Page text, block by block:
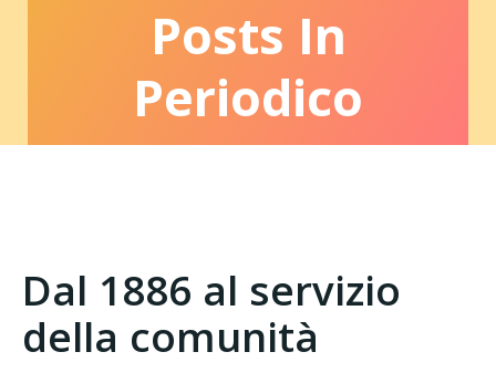
Posts In
Periodico
Dal 1886 al servizio
della comunità